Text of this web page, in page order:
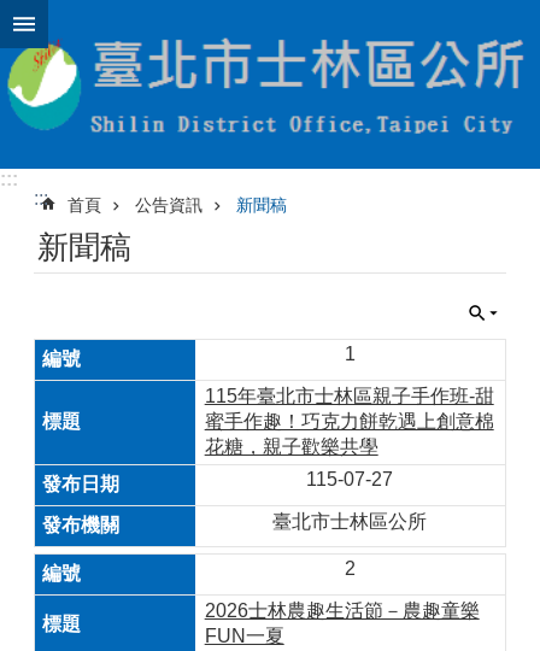
跳到主要內容區塊
:::
:::
首頁 公告資訊 新聞稿
新聞稿
1
115年臺北市士林區親子手作班-甜
蜜手作趣！巧克力餅乾遇上創意棉
花糖，親子歡樂共學
115-07-27
臺北市士林區公所
2
2026士林農趣生活節－農趣童樂
FUN一夏